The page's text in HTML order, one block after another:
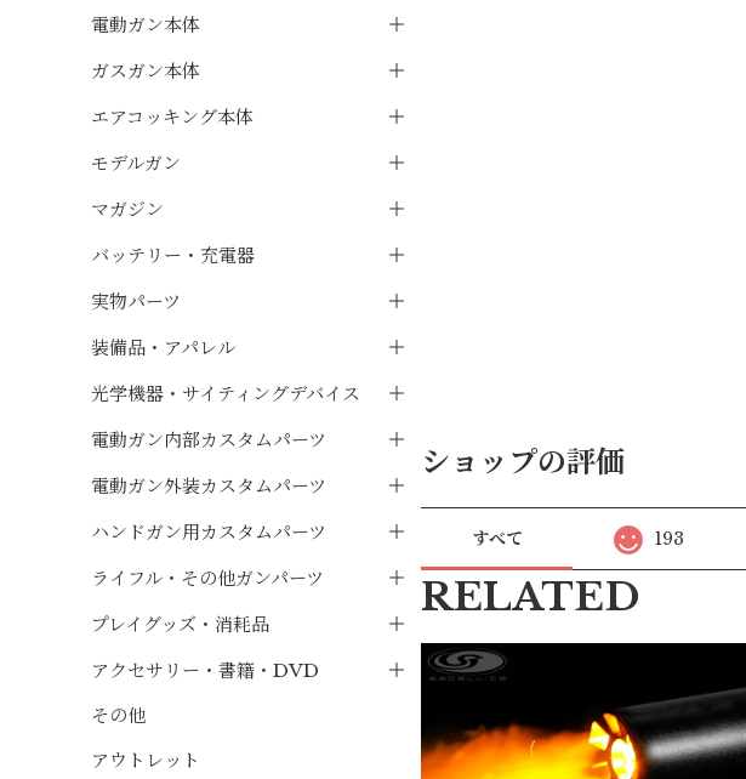
電動ガン本体
ガスガン本体
エアコッキング本体
モデルガン
マガジン
バッテリー・充電器
実物パーツ
装備品・アパレル
光学機器・サイティングデバイス
電動ガン内部カスタムパーツ
電動ガン外装カスタムパーツ
ハンドガン用カスタムパーツ
ライフル・その他ガンパーツ
プレイグッズ・消耗品
アクセサリー・書籍・DVD
その他
アウトレット
ショップの評価
すべて 193
RELATED